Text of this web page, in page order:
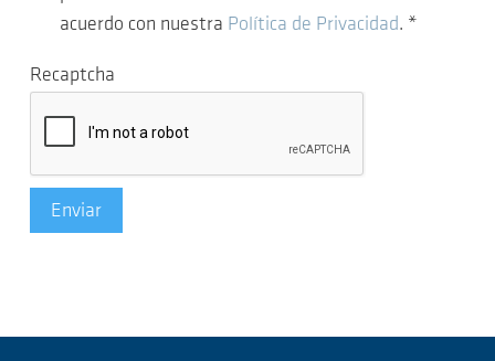
acuerdo con nuestra Política de Privacidad. *
Recaptcha
Enviar